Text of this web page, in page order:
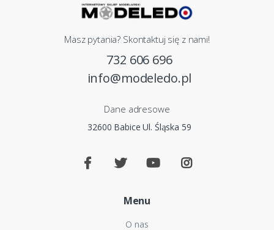
Masz pytania? Skontaktuj się z nami!
732 606 696
info@modeledo.pl
Dane adresowe
32600 Babice Ul. Śląska 59
Menu
O nas